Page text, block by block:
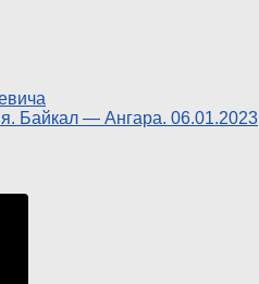
Байкал — Ангара. 06.01.2023